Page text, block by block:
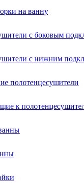
на ванну
с боковым
с нижним
полотенцесушители
к